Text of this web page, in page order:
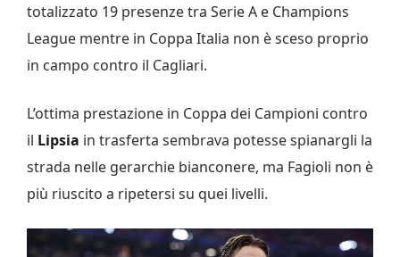
totalizzato 19 presenze tra Serie A e Champions
League mentre in Coppa Italia non è sceso proprio
in campo contro il Cagliari.
L’ottima prestazione in Coppa dei Campioni contro
il Lipsia in trasferta sembrava potesse spianargli la
strada nelle gerarchie bianconere, ma Fagioli non è
più riuscito a ripetersi su quei livelli.